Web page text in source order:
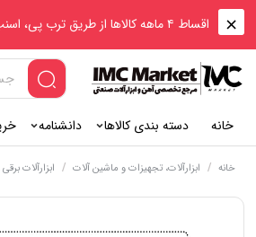
اقساط ۴ ماهه کالاها از طریق ترب پی، اسنپ پی و دیجی پی
خانه دسته بندی کالاها دانشنامه
خانه / ابزارآلات، تجهیزات و ماشین آلات / ابزارآلات